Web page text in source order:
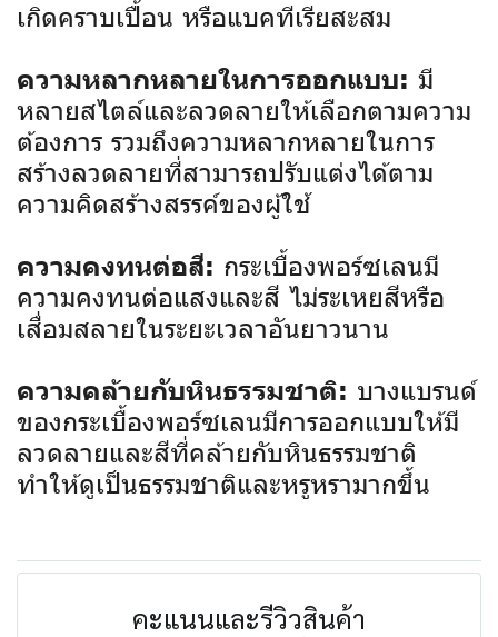
เกิดคราบเปื้อน หรือแบคทีเรียสะสม
ความหลากหลายในการออกแบบ: มี
หลายสไตล์และลวดลายให้เลือกตามความ
ต้องการ รวมถึงความหลากหลายในการ
สร้างลวดลายที่สามารถปรับแต่งได้ตาม
ความคิดสร้างสรรค์ของผู้ใช้
ความคงทนต่อสี: กระเบื้องพอร์ซเลนมี
ความคงทนต่อแสงและสี ไม่ระเหยสีหรือ
เสื่อมสลายในระยะเวลาอันยาวนาน
ความคล้ายกับหินธรรมชาติ: บางแบรนด์
ของกระเบื้องพอร์ซเลนมีการออกแบบให้มี
ลวดลายและสีที่คล้ายกับหินธรรมชาติ
ทำให้ดูเป็นธรรมชาติและหรูหรามากขึ้น
คะแนนและรีวิวสินค้า